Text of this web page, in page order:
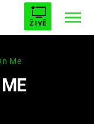
ŽIVĚ
UPÍRŮ
Me